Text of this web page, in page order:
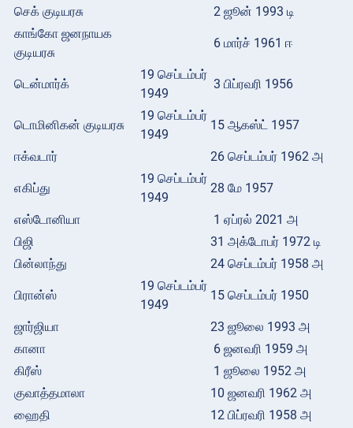
செக் குடியரசு
2 ஜூன் 1993 டி
காங்கோ ஜனநாயக
குடியரசு
6 மார்ச் 1961 ஈ
டென்மார்க்
19 செப்டம்பர்
1949
3 பிப்ரவரி 1956
டொமினிகன் குடியரசு
19 செப்டம்பர்
1949
15 ஆகஸ்ட் 1957
ஈக்வடார் 26 செப்டம்பர் 1962 அ
எகிப்து
19 செப்டம்பர்
1949
28 மே 1957
எஸ்டோனியா
1 ஏப்ரல் 2021 அ
பிஜி
31 அக்டோபர் 1972 டி
பின்லாந்து
24 செப்டம்பர் 1958 அ
பிரான்ஸ்
19 செப்டம்பர்
1949
15 செப்டம்பர் 1950
ஜார்ஜியா
23 ஜூலை 1993 அ
கானா
6 ஜனவரி 1959 அ
கிரீஸ்
1 ஜூலை 1952 அ
குவாத்தமாலா
10 ஜனவரி 1962 அ
ஹைதி
12 பிப்ரவரி 1958 அ